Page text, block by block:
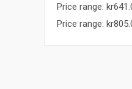
Price range:
Price range: